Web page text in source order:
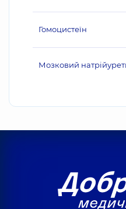
Гомоцистеїн
Мозковий